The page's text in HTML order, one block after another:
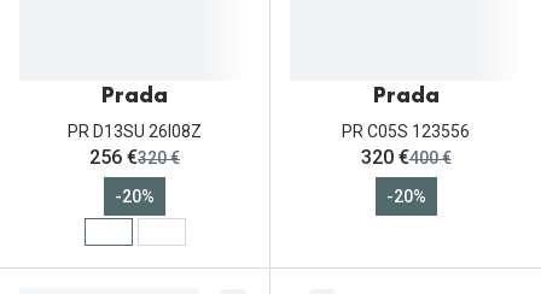
Prada
PR D13SU 26I08Z
ahora:
256 €antes:
320 €
-20%
Prada
PR C05S 123556
ahora:
320 €antes:
400 €
-20%